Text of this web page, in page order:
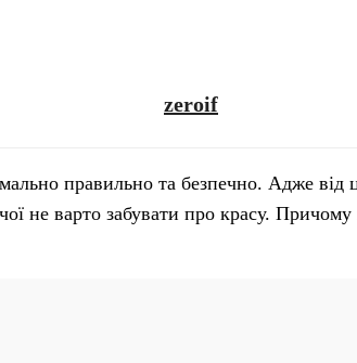
zeroif
правильно та безпечно. Адже від
не варто забувати про красу. Причому